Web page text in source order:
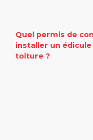
Quel permis de
installer un édicule
toiture ?